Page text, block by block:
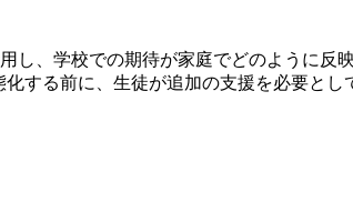
し、学校での期待が家庭でどのように
する前に、生徒が追加の支援を必要とし